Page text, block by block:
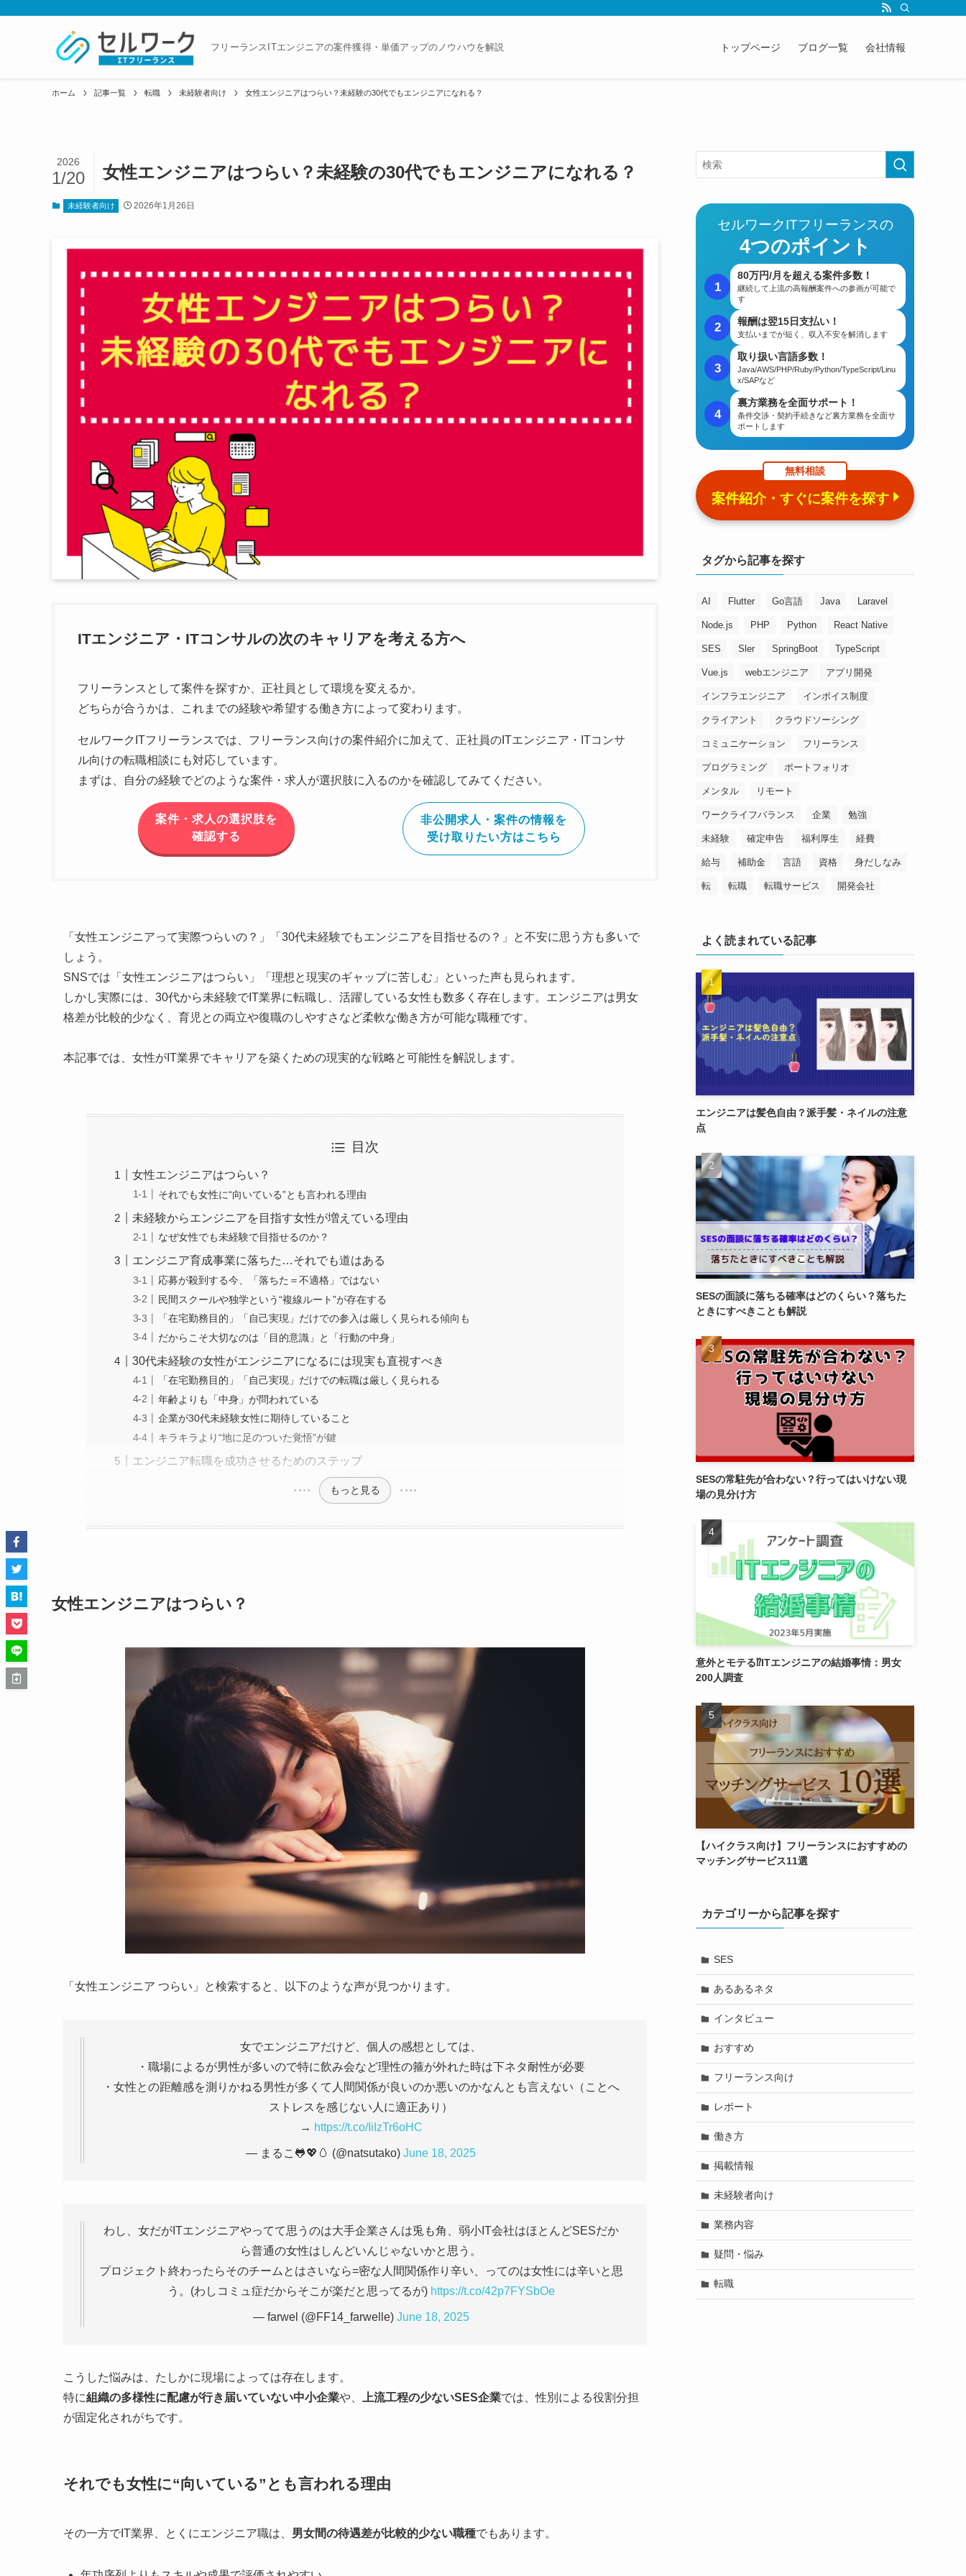
フリーランスITエンジニアの案件獲得・単価アップのノウハウを解説 トップページ ブログ一覧 会社情報
ホーム 記事一覧 転職 未経験者向け 女性エンジニアはつらい？未経験の30代でもエンジニアになれる？
女性エンジニアはつらい？未経験の30代でもエンジニアになれる？
2026
1/20
未経験者向け 2026年1月26日
ITエンジニア・ITコンサルの次のキャリアを考える方へ
フリーランスとして案件を探すか、正社員として環境を変えるか。
どちらが合うかは、これまでの経験や希望する働き方によって変わります。
セルワークITフリーランスでは、フリーランス向けの案件紹介に加えて、正社員のITエンジニア・ITコンサ
ル向けの転職相談にも対応しています。
まずは、自分の経験でどのような案件・求人が選択肢に入るのかを確認してみてください。
案件・求人の選択肢を
確認する
非公開求人・案件の情報を
受け取りたい方はこちら
「女性エンジニアって実際つらいの？」「30代未経験でもエンジニアを目指せるの？」と不安に思う方も多いで
しょう。
SNSでは「女性エンジニアはつらい」「理想と現実のギャップに苦しむ」といった声も見られます。
しかし実際には、30代から未経験でIT業界に転職し、活躍している女性も数多く存在します。エンジニアは男女
格差が比較的少なく、育児との両立や復職のしやすさなど柔軟な働き方が可能な職種です。
本記事では、女性がIT業界でキャリアを築くための現実的な戦略と可能性を解説します。
目次
女性エンジニアはつらい？
それでも女性に“向いている”とも言われる理由
未経験からエンジニアを目指す女性が増えている理由
なぜ女性でも未経験で目指せるのか？
エンジニア育成事業に落ちた…それでも道はある
応募が殺到する今、「落ちた＝不適格」ではない
民間スクールや独学という“複線ルート”が存在する
「在宅勤務目的」「自己実現」だけでの参入は厳しく見られる傾向も
だからこそ大切なのは「目的意識」と「行動の中身」
30代未経験の女性がエンジニアになるには現実も直視すべき
「在宅勤務目的」「自己実現」だけでの転職は厳しく見られる
年齢よりも「中身」が問われている
企業が30代未経験女性に期待していること
キラキラより“地に足のついた覚悟”が鍵
エンジニア転職を成功させるためのステップ
もっと見る
女性エンジニアはつらい？
「女性エンジニア つらい」と検索すると、以下のような声が見つかります。
女でエンジニアだけど、個人の感想としては、
・職場によるが男性が多いので特に飲み会など理性の箍が外れた時は下ネタ耐性が必要
・女性との距離感を測りかねる男性が多くて人間関係が良いのか悪いのかなんとも言えない（ことへ
ストレスを感じない人に適正あり）
→ https://t.co/IiIzTr6oHC
— まるこ🐸💖🥚 (@natsutako) June 18, 2025
わし、女だがITエンジニアやってて思うのは大手企業さんは兎も角、弱小IT会社はほとんどSESだか
ら普通の女性はしんどいんじゃないかと思う。
プロジェクト終わったらそのチームとはさいなら=密な人間関係作り辛い、ってのは女性には辛いと思
う。(わしコミュ症だからそこが楽だと思ってるが) https://t.co/42p7FYSbOe
— farwel (@FF14_farwelle) June 18, 2025
こうした悩みは、たしかに現場によっては存在します。
特に組織の多様性に配慮が行き届いていない中小企業や、 上流工程の少ないSES企業では、性別による役割分担
が固定化されがちです。
それでも女性に“向いている”とも言われる理由
その一方でIT業界、とくにエンジニア職は、 男女間の待遇差が比較的少ない職種でもあります。
セルワークITフリーランスの
4つのポイント
1
80万円/月を超える案件多数！
継続して上流の高報酬案件への参画が可能で
す
2 報酬は翌15日支払い！
支払いまでが短く、収入不安を解消します
3
取り扱い言語多数！
Java/AWS/PHP/Ruby/Python/TypeScript/Linu
x/SAPなど
4
裏方業務を全面サポート！
条件交渉・契約手続きなど裏方業務を全面サ
ポートします
無料相談
案件紹介・すぐに案件を探す
タグから記事を探す
AI Flutter Go言語 Java Laravel
Node.js PHP Python React Native
SES Sler SpringBoot TypeScript
Vue.js webエンジニア アプリ開発
インフラエンジニア インボイス制度
クライアント クラウドソーシング
コミュニケーション フリーランス
プログラミング ポートフォリオ
メンタル リモート
ワークライフバランス 企業 勉強
未経験 確定申告 福利厚生 経費
給与 補助金 言語 資格 身だしなみ
転 転職 転職サービス 開発会社
よく読まれている記事
エンジニアは髪色自由？派手髪・ネイルの注意
点
SESの面談に落ちる確率はどのくらい？落ちた
ときにすべきことも解説
SESの常駐先が合わない？行ってはいけない現
場の見分け方
意外とモテる⁉ITエンジニアの結婚事情：男女
200人調査
【ハイクラス向け】フリーランスにおすすめの
マッチングサービス11選
カテゴリーから記事を探す
SES
あるあるネタ
インタビュー
おすすめ
フリーランス向け
レポート
働き方
掲載情報
未経験者向け
業務内容
疑問・悩み
転職